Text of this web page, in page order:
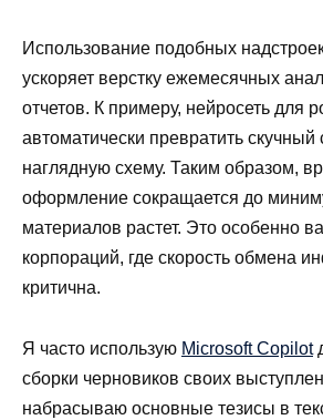
Использование подобных
ускоряет верстку ежемесячных
отчетов. К примеру, нейросеть для
автоматически превратить скучный
наглядную схему. Таким образом,
оформление сокращается до
материалов растет. Это особенно
корпораций, где скорость обмена
критична.
Я часто использую Microsoft Copilot
сборки черновиков своих
набрасываю основные тезисы в